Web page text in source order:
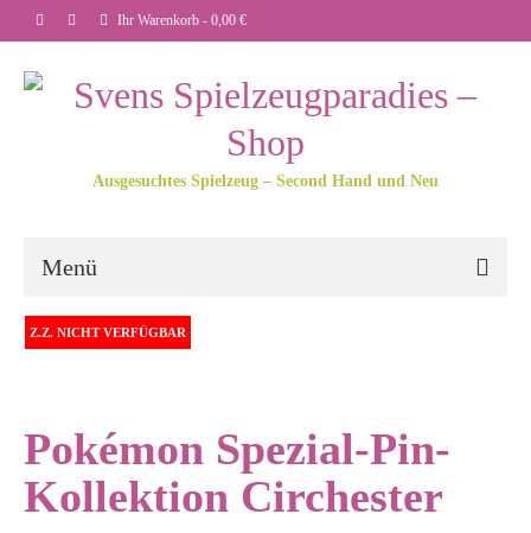
Ihr Warenkorb - 0,00 €
Ausgesuchtes Spielzeug – Second Hand und Neu
Menü
Z.Z. NICHT VERFÜGBAR
Pokémon Spezial-Pin-
Kollektion Circhester